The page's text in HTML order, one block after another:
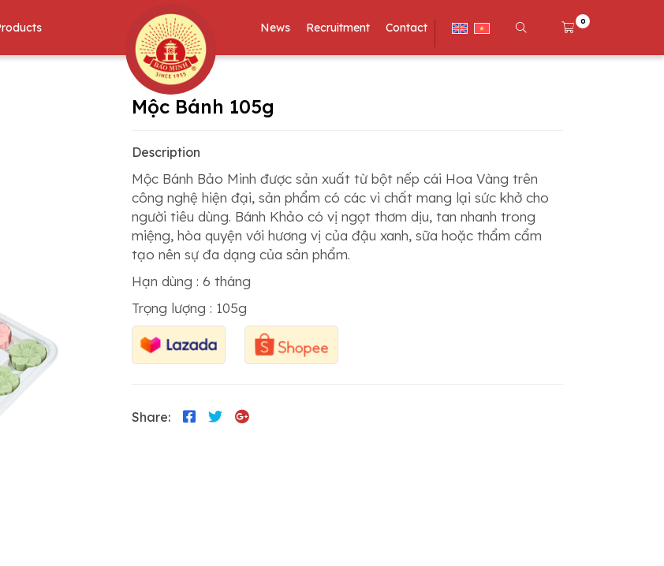
News Recruitment Contact 0
Mộc Bánh 105g
Description
Mộc Bánh Bảo Minh được sản xuất từ bột nếp cái Hoa Vàng trên
công nghệ hiện đại, sản phẩm có các vi chất mang lại sức khở cho
người tiêu dùng. Bánh Khảo có vị ngọt thơm dịu, tan nhanh trong
miệng, hòa quyện với hương vị của đậu xanh, sữa hoặc thẩm cẩm
tạo nên sự đa dạng của sản phẩm.
Hạn dùng : 6 tháng
Trọng lượng : 105g
Share: